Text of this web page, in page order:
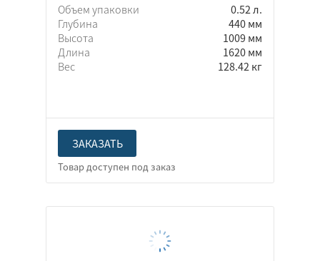
Объем упаковки
0.52 л.
Глубина
440 мм
Высота
1009 мм
Длина
1620 мм
Вес
128.42 кг
ЗАКАЗАТЬ